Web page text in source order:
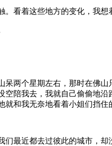
看着这些地方的变化，我
两个星期左右，那时在佛山
陪我去，我就自己偷偷地
和我无奈地看着小姐们挡住
最近都去过彼此的城市，